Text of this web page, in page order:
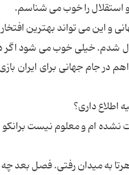
استقلال را خوب مى شناسم.
و این مى تواند بهترین
شدم. خیلى خوب مى شود اگر
در جام جهانى براى ایران
اطلاع دارى؟
ام و معلوم نیست
به میدان رفتى. فصل بعد